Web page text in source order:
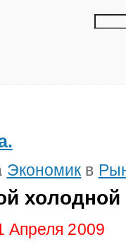
Экономик в
Апреля 2009